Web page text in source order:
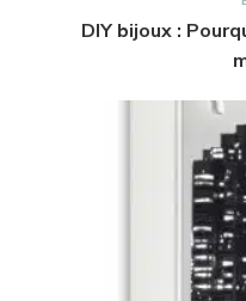
DIY bijoux :